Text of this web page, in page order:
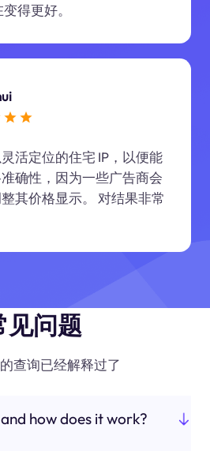
得更好。
活定位的住宅 IP，以便能
确性，因为一些广告商会
其价格显示。 对结果非常
见问题
查询已经解释过了
how does it work?